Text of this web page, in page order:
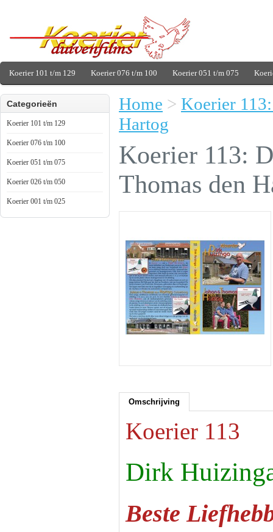
Koerier 101 t/m 129 Koerier 076 t/m 100 Koerier 051 t/m 075
Categorieën
Koerier 101 t/m 129
Koerier 076 t/m 100
Koerier 051 t/m 075
Koerier 026 t/m 050
Koerier 001 t/m 025
Home > Koerier
Hartog
Koerier 113:
Thomas den
Omschrijving
Koerier 113
Dirk
Beste